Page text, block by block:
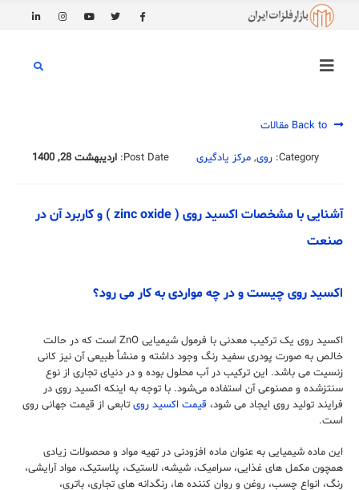
Category: روی, مرکز یادگیری Post Date: اردیبهشت 28, 1400
آشنایی با مشخصات اکسید روی ( zinc oxide ) و کاربرد آن در
صنعت
اکسید روی چیست و در چه مواردی به کار می رود؟
اکسید روی یک ترکیب معدنی با فرمول شیمیایی ZnO است که در حالت
خالص به صورت پودری سفید رنگ وجود داشته و منشأ طبیعی آن نیز کانی
زنسیت می باشد. این ترکیب در آب محلول بوده و در دنیای تجاری از نوع
سنتزشده و مصنوعی آن استفاده می‌شود. با توجه به اینکه اکسید روی در
فرایند تولید روی ایجاد می شود، قیمت اکسید روی تابعی از قیمت جهانی روی
است.
این ماده شیمیایی به عنوان ماده افزودنی در تهیه مواد و محصولات زیادی
همچون مکمل های غذایی، سرامیک، شیشه، لاستیک، پلاستیک، مواد آرایشی،
رنگ، انواع چسب، روغن و روان کننده ها، رنگدانه های تجاری، باتری،